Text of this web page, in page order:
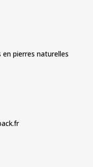
pierres naturelles